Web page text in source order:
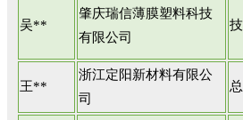
吴**
肇庆瑞信薄膜塑料科技
有限公司
王**
浙江定阳新材料有限公
司